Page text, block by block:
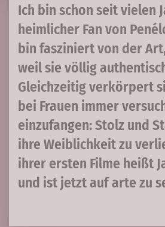
Ich bin schon seit vielen
heimlicher Fan von
bin fasziniert von der
weil sie völlig
Gleichzeitig verkörpert
bei Frauen immer
einzufangen: Stolz und
ihre Weiblichkeit zu
ihrer ersten Filme heißt
und ist jetzt auf arte zu